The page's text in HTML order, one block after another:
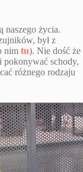
naszego życia.
był z
nim tu). Nie dość że
pokonywać schody,
różnego rodzaju